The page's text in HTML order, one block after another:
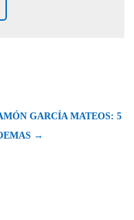
GARCÍA MATEOS: 5
→